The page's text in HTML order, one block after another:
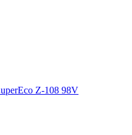
Z-108 98V